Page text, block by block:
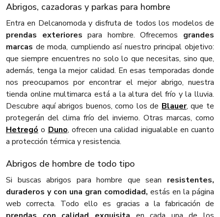
Abrigos, cazadoras y parkas para hombre
Entra en Delcanomoda y disfruta de todos los modelos de
prendas exteriores para hombre. Ofrecemos grandes
marcas de moda, cumpliendo así nuestro principal objetivo:
que siempre encuentres no solo lo que necesitas, sino que,
además, tenga la mejor calidad. En esas temporadas donde
nos preocupamos por encontrar el mejor abrigo, nuestra
tienda online multimarca está a la altura del frío y la lluvia.
Descubre aquí abrigos buenos, como los de Blauer, que te
protegerán del clima frío del invierno. Otras marcas, como
Hetregó o Duno, ofrecen una calidad inigualable en cuanto
a protección térmica y resistencia.
Abrigos de hombre de todo tipo
Si buscas abrigos para hombre que sean resistentes,
duraderos y con una gran comodidad, estás en la página
web correcta. Todo ello es gracias a la fabricación de